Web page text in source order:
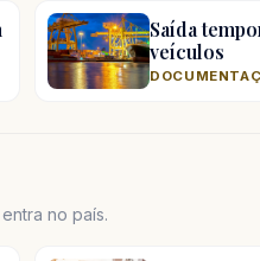
Saída
veículos
no país.